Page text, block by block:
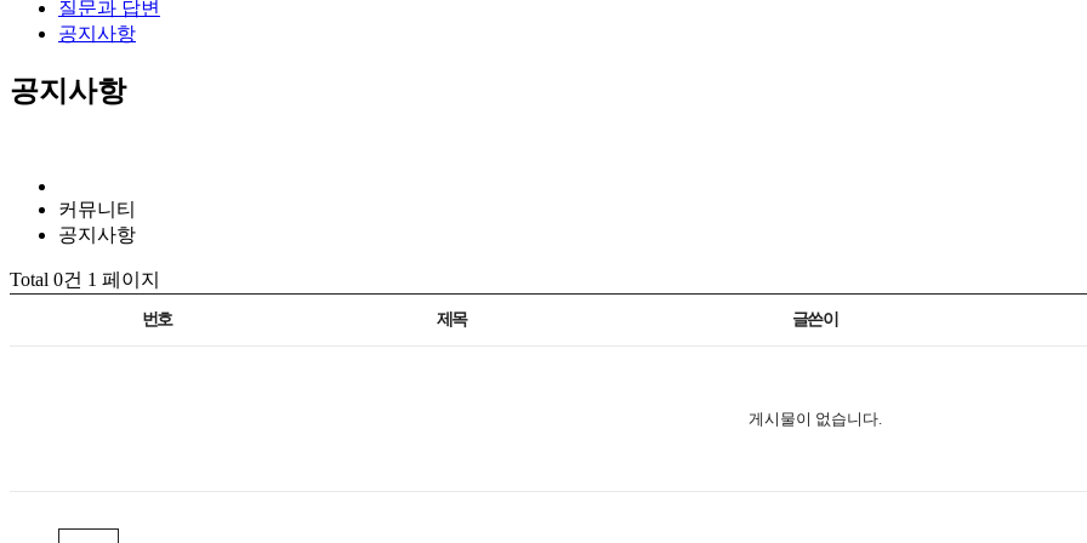
질문과 답변
공지사항
공지사항
커뮤니티
공지사항
Total 0건 1 페이지
번호 제목 글쓴이
게시물이 없습니다.